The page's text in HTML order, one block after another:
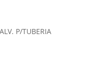
P/TUBERIA